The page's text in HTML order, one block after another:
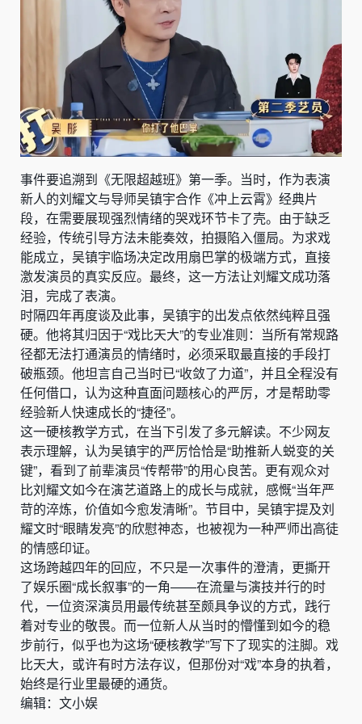
事件要追溯到《无限超越班》第一季。当时，作为表演
新人的刘耀文与导师吴镇宇合作《冲上云霄》经典片
段，在需要展现强烈情绪的哭戏环节卡了壳。由于缺乏
经验，传统引导方法未能奏效，拍摄陷入僵局。为求戏
能成立，吴镇宇临场决定改用扇巴掌的极端方式，直接
激发演员的真实反应。最终，这一方法让刘耀文成功落
泪，完成了表演。
时隔四年再度谈及此事，吴镇宇的出发点依然纯粹且强
硬。他将其归因于“戏比天大”的专业准则：当所有常规路
径都无法打通演员的情绪时，必须采取最直接的手段打
破瓶颈。他坦言自己当时已“收敛了力道”，并且全程没有
任何借口，认为这种直面问题核心的严厉，才是帮助零
经验新人快速成长的“捷径”。
这一硬核教学方式，在当下引发了多元解读。不少网友
表示理解，认为吴镇宇的严厉恰恰是“助推新人蜕变的关
键”，看到了前辈演员“传帮带”的用心良苦。更有观众对
比刘耀文如今在演艺道路上的成长与成就，感慨“当年严
苛的淬炼，价值如今愈发清晰”。节目中，吴镇宇提及刘
耀文时“眼睛发亮”的欣慰神态，也被视为一种严师出高徒
的情感印证。
这场跨越四年的回应，不只是一次事件的澄清，更撕开
了娱乐圈“成长叙事”的一角——在流量与演技并行的时
代，一位资深演员用最传统甚至颇具争议的方式，践行
着对专业的敬畏。而一位新人从当时的懵懂到如今的稳
步前行，似乎也为这场“硬核教学”写下了现实的注脚。戏
比天大，或许有时方法存议，但那份对“戏”本身的执着，
始终是行业里最硬的通货。
编辑：文小娱